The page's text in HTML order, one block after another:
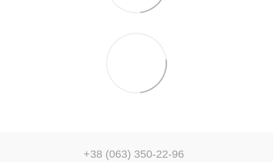
+38 (063) 350-22-96